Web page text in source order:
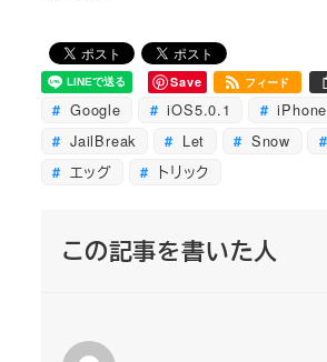
Save フィード
Google iOS5.0.1 iPhone
JailBreak
Let Snow
エッグ
トリック
この記事を書いた人